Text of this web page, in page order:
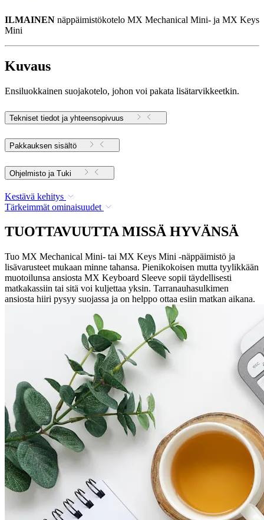
ILMAINEN näppäimistökotelo MX Mechanical Mini- ja MX Keys
Mini
Kuvaus
Ensiluokkainen suojakotelo, johon voi pakata lisätarvikkeetkin.
Tekniset tiedot ja yhteensopivuus
Pakkauksen sisältö
Ohjelmisto ja Tuki
Kestävä kehitys
Tärkeimmät ominaisuudet
TUOTTAVUUTTA MISSÄ HYVÄNSÄ
Tuo MX Mechanical Mini- tai MX Keys Mini -näppäimistö ja
lisävarusteet mukaan minne tahansa. Pienikokoisen mutta tyylikkään
muotoilunsa ansiosta MX Keyboard Sleeve sopii täydellisesti
matkakassiin tai sitä voi kuljettaa yksin. Tarranauhasulkimen
ansiosta hiiri pysyy suojassa ja on helppo ottaa esiin matkan aikana.